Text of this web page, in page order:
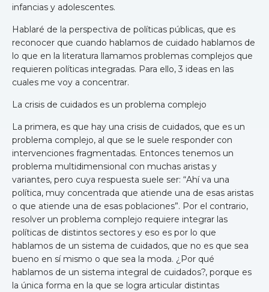
infancias y adolescentes.
Hablaré de la perspectiva de políticas públicas, que es
reconocer que cuando hablamos de cuidado hablamos de
lo que en la literatura llamamos problemas complejos que
requieren políticas integradas. Para ello, 3 ideas en las
cuales me voy a concentrar.
La crisis de cuidados es un problema complejo
La primera, es que hay una crisis de cuidados, que es un
problema complejo, al que se le suele responder con
intervenciones fragmentadas. Entonces tenemos un
problema multidimensional con muchas aristas y
variantes, pero cuya respuesta suele ser: “Ahí va una
política, muy concentrada que atiende una de esas aristas
o que atiende una de esas poblaciones”. Por el contrario,
resolver un problema complejo requiere integrar las
políticas de distintos sectores y eso es por lo que
hablamos de un sistema de cuidados, que no es que sea
bueno en sí mismo o que sea la moda. ¿Por qué
hablamos de un sistema integral de cuidados?, porque es
la única forma en la que se logra articular distintas